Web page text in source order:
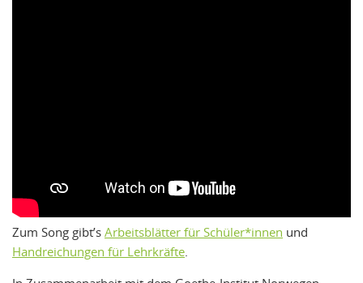
Zum Song gibt’s Arbeitsblätter für Schüler*innen und
Handreichungen für Lehrkräfte.